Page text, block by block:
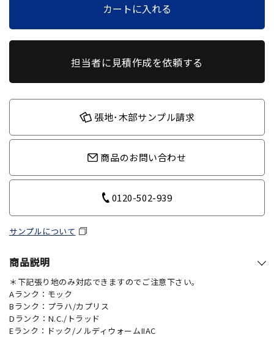
カートに入れる
担当者に見積作成を依頼する
張地･木部サンプル請求
商品のお問い合わせ
0120-502-939
サンプルについて
商品説明
＊下記張り地のみ対応できますのでご注意下さい。
Aランク：モック
Bランク：プラハ/カプリス
Dランク：N.C./トラッド
Eランク：ドック/ノルディウォームIIAC